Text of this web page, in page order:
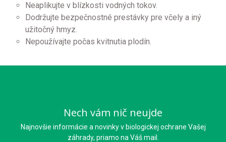
Neaplikujte v blízkosti vodných tokov.
Dodržujte bezpečnostné prestávky pre včely a iný
užitočný hmyz.
Nepoužívajte počas kvitnutia plodín.
Nech vám nič neujde
Najnovšie informácie a novinky v biologickej ochrane Vašej
záhrady, priamo na Váš mail.